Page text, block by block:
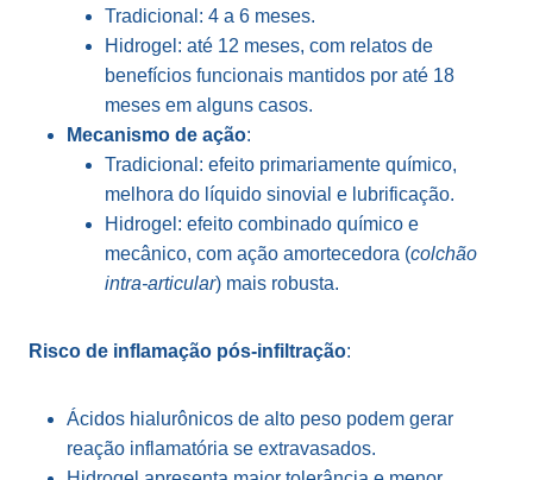
Tradicional: 4 a 6 meses.
Hidrogel: até 12 meses, com relatos de
benefícios funcionais mantidos por até 18
meses em alguns casos.
Mecanismo de ação:
Tradicional: efeito primariamente químico,
melhora do líquido sinovial e lubrificação.
Hidrogel: efeito combinado químico e
mecânico, com ação amortecedora (colchão
intra-articular) mais robusta.
Risco de inflamação pós-infiltração:
Ácidos hialurônicos de alto peso podem gerar
reação inflamatória se extravasados.